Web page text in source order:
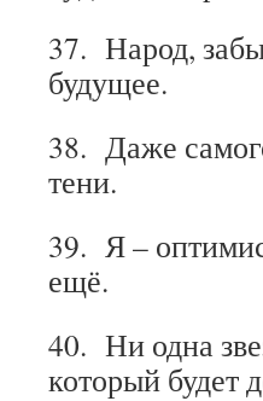
37. Народ,
будущее.
38. Даже
тени.
39. Я –
ещё.
40. Ни одна
который будет